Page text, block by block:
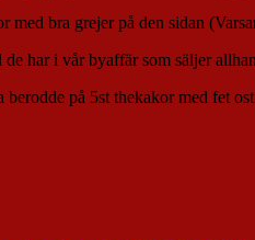
med bra grejer på den sidan
har i vår byaffär som säljer
berodde på 5st thekakor med fet